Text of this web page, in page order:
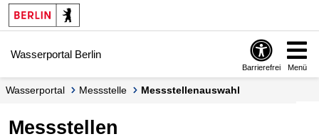
Springe zur Navigation
Springe zum Inhalt
Wasserportal Berlin
Barrierefrei Menü
Wasserportal Messstelle Messstellenauswahl
Messstellen